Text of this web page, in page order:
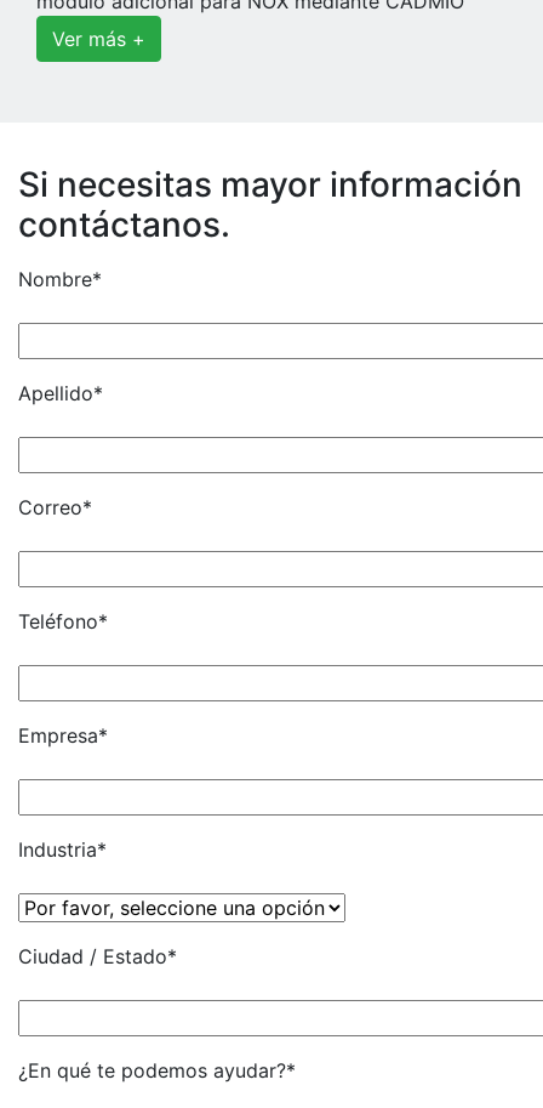
Ver más +
Si necesitas mayor información
contáctanos.
Nombre*
Apellido*
Correo*
Teléfono*
Empresa*
Industria*
Ciudad / Estado*
¿En qué te podemos ayudar?*